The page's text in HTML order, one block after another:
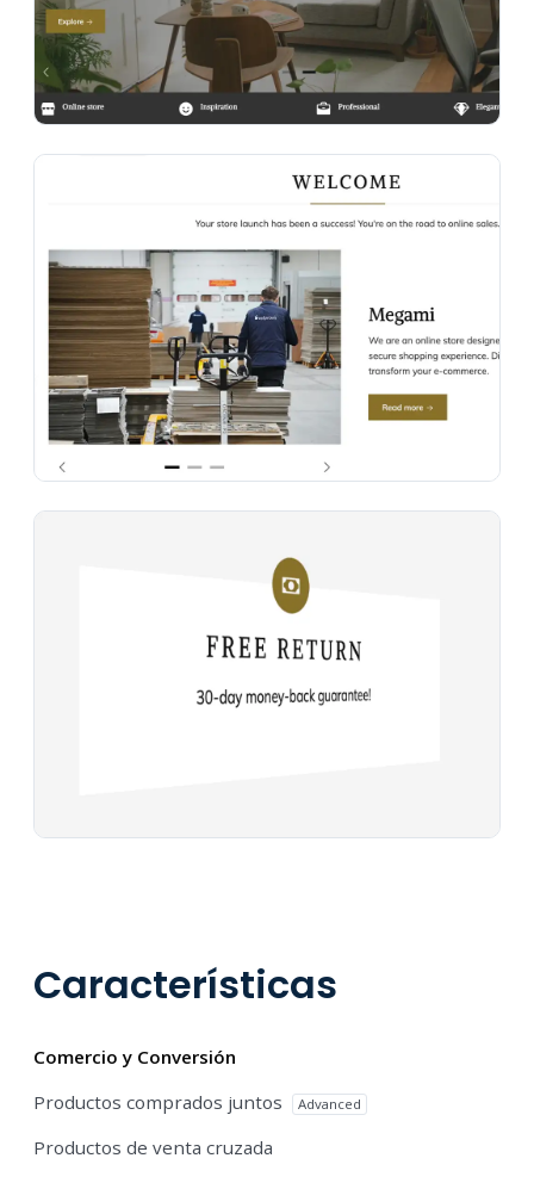
Características
Comercio y Conversión
Productos comprados juntos
Advanced
Productos de venta cruzada